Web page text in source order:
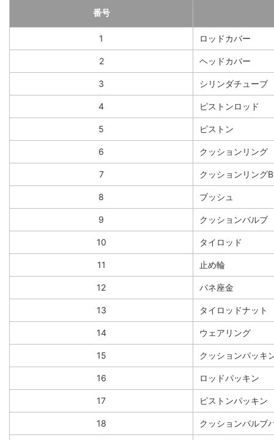
番号
1 ロッドカバー
2 ヘッドカバー
3 シリンダチューブ
4 ピストンロッド
5 ピストン
6 クッションリング
7 クッションリングB
8 ブッシュ
9 クッションバルブ
10 タイロッド
11 止め輪
12 バネ座金
13 タイロッドナット
14 ウェアリング
15 クッションパッキ
16 ロッドパッキン
17 ピストンパッキン
18 クッションバルブ